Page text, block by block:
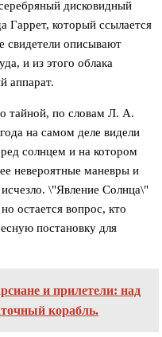
дисковидный
Гаррет, который ссылается
свидетели описывают
и из этого облака
аппарат.
тайной, по словам Л. А.
на самом деле видели
солнцем и на котором
невероятные маневры и
\"Явление Солнца\"
остается вопрос, кто
постановку для
и прилетели: над
корабль.